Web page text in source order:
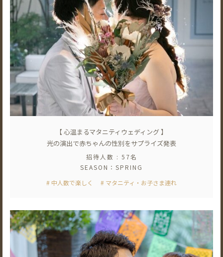
【 心温まるマタニティウェディング 】
光の演出で赤ちゃんの性別をサプライズ発表
招待人数 : 57名
SEASON：SPRING
# 中人数で楽しく
# マタニティ・お子さま連れ